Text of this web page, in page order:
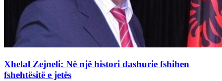
Xhelal Zejneli: Në një histori dashurie fshihen
fshehtësitë e jetës